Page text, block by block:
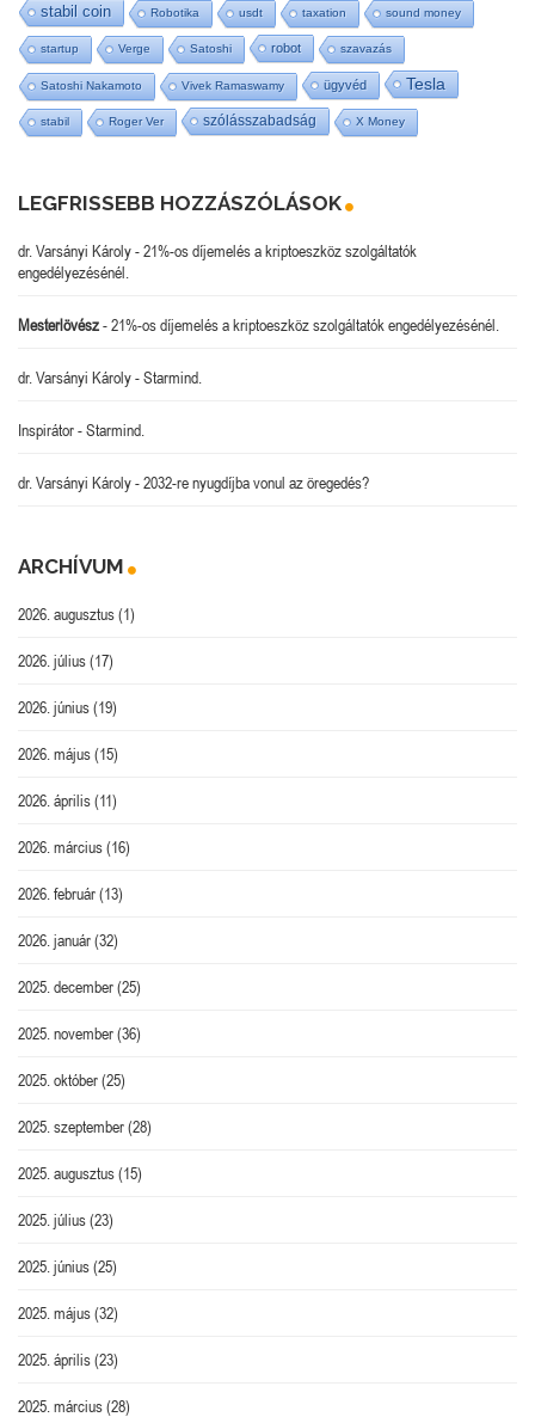
stabil coin Robotika usdt taxation sound money
startup Verge Satoshi robot szavazás
Satoshi Nakamoto Vivek Ramaswamy ügyvéd Tesla
stabil Roger Ver szólásszabadság X Money
LEGFRISSEBB HOZZÁSZÓLÁSOK
dr. Varsányi Károly-21%-os díjemelés a kriptoeszköz szolgáltatók
engedélyezésénél.
Mesterlövész-21%-os díjemelés a kriptoeszköz szolgáltatók engedélyezésénél.
dr. Varsányi Károly-Starmind.
Inspirátor-Starmind.
dr. Varsányi Károly-2032-re nyugdíjba vonul az öregedés?
ARCHÍVUM
2026. augusztus(1)
2026. július(17)
2026. június(19)
2026. május(15)
2026. április(11)
2026. március(16)
2026. február(13)
2026. január(32)
2025. december(25)
2025. november(36)
2025. október(25)
2025. szeptember(28)
2025. augusztus(15)
2025. július(23)
2025. június(25)
2025. május(32)
2025. április(23)
2025. március(28)